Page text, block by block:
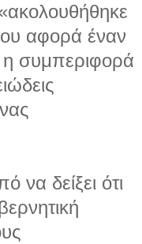
αφορά έναν
η συμπεριφορά
να δείξει ότι